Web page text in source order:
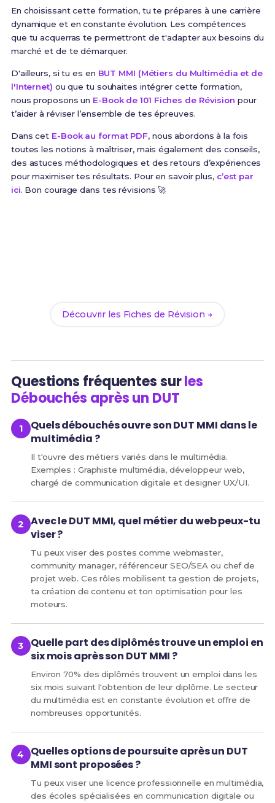
En choisissant cette formation, tu te prépares à une carrière
dynamique et en constante évolution. Les compétences
que tu acquerras te permettront de t'adapter aux besoins du
marché et de te démarquer.
D'ailleurs, si tu es en BUT MMI (Métiers du Multimédia et de
l'Internet) ou que tu souhaites intégrer cette formation,
nous proposons un E-Book de 101 Fiches de Révision pour
t’aider à réviser l’ensemble de tes épreuves.
Dans cet E-Book au format PDF, nous abordons à la fois
toutes les notions à maîtriser, mais également des conseils,
des astuces méthodologiques et des retours d’expériences
pour maximiser tes résultats. Pour en savoir plus, c’est par
ici. Bon courage dans tes révisions 🚀
Découvrir les Fiches de Révision →
Questions fréquentes surles
Débouchés après un DUT
Quels débouchés ouvre son DUT MMI dans le
multimédia ?
Il t'ouvre des métiers variés dans le multimédia.
Exemples : Graphiste multimédia, développeur web,
chargé de communication digitale et designer UX/UI.
Avec le DUT MMI, quel métier du web peux-tu
viser ?
Tu peux viser des postes comme webmaster,
community manager, référenceur SEO/SEA ou chef de
projet web. Ces rôles mobilisent ta gestion de projets,
ta création de contenu et ton optimisation pour les
moteurs.
Quelle part des diplômés trouve un emploi en
six mois après son DUT MMI ?
Environ 70% des diplômés trouvent un emploi dans les
six mois suivant l'obtention de leur diplôme. Le secteur
du multimédia est en constante évolution et offre de
nombreuses opportunités.
Quelles options de poursuite après un DUT
MMI sont proposées ?
Tu peux viser une licence professionnelle en multimédia,
des écoles spécialisées en communication digitale ou